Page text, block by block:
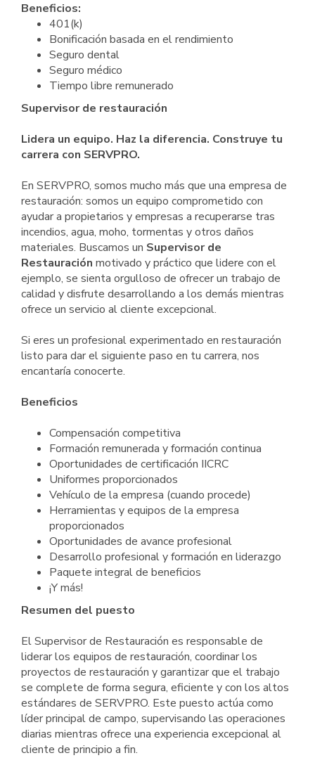
Beneficios:
401(k)
Bonificación basada en el rendimiento
Seguro dental
Seguro médico
Tiempo libre remunerado
Supervisor de restauración
Lidera un equipo. Haz la diferencia. Construye tu
carrera con SERVPRO.
En SERVPRO, somos mucho más que una empresa de
restauración: somos un equipo comprometido con
ayudar a propietarios y empresas a recuperarse tras
incendios, agua, moho, tormentas y otros daños
materiales. Buscamos un Supervisor de
Restauración motivado y práctico que lidere con el
ejemplo, se sienta orgulloso de ofrecer un trabajo de
calidad y disfrute desarrollando a los demás mientras
ofrece un servicio al cliente excepcional.
Si eres un profesional experimentado en restauración
listo para dar el siguiente paso en tu carrera, nos
encantaría conocerte.
Beneficios
Compensación competitiva
Formación remunerada y formación continua
Oportunidades de certificación IICRC
Uniformes proporcionados
Vehículo de la empresa (cuando procede)
Herramientas y equipos de la empresa
proporcionados
Oportunidades de avance profesional
Desarrollo profesional y formación en liderazgo
Paquete integral de beneficios
¡Y más!
Resumen del puesto
El Supervisor de Restauración es responsable de
liderar los equipos de restauración, coordinar los
proyectos de restauración y garantizar que el trabajo
se complete de forma segura, eficiente y con los altos
estándares de SERVPRO. Este puesto actúa como
líder principal de campo, supervisando las operaciones
diarias mientras ofrece una experiencia excepcional al
cliente de principio a fin.